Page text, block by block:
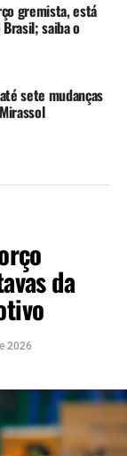
de
Porto
gremista, está
saiba o
sete mudanças
da
2026